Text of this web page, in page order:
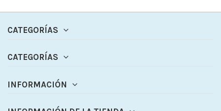
CATEGORÍAS
CATEGORÍAS
INFORMACIÓN